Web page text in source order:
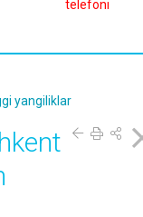
telefoni
yangiliklar